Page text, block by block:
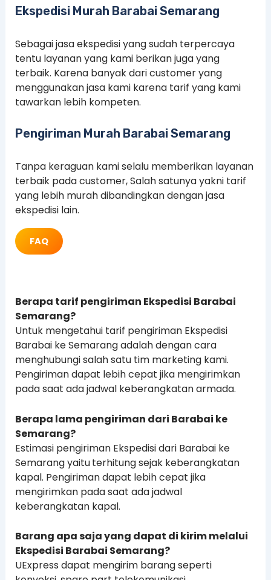
Ekspedisi Murah Barabai Semarang
Sebagai jasa ekspedisi yang sudah terpercaya
tentu layanan yang kami berikan juga yang
terbaik. Karena banyak dari customer yang
menggunakan jasa kami karena tarif yang kami
tawarkan lebih kompeten.
Pengiriman Murah Barabai Semarang
Tanpa keraguan kami selalu memberikan layanan
terbaik pada customer, Salah satunya yakni tarif
yang lebih murah dibandingkan dengan jasa
ekspedisi lain.
FAQ
Berapa tarif pengiriman Ekspedisi Barabai
Semarang?
Untuk mengetahui tarif pengiriman Ekspedisi
Barabai ke Semarang adalah dengan cara
menghubungi salah satu tim marketing kami.
Pengiriman dapat lebih cepat jika mengirimkan
pada saat ada jadwal keberangkatan armada.
Berapa lama pengiriman dari Barabai ke
Semarang?
Estimasi pengiriman Ekspedisi dari Barabai ke
Semarang yaituterhitung sejak keberangkatan
kapal. Pengiriman dapat lebih cepat jika
mengirimkan pada saat ada jadwal
keberangkatan kapal.
Barang apa saja yang dapat di kirim melalui
Ekspedisi Barabai Semarang?
UExpress dapat mengirim barang seperti